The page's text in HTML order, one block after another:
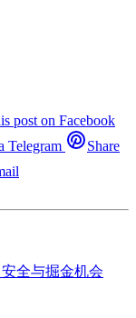
post on Facebook
Telegram
Share
全与掘金机会